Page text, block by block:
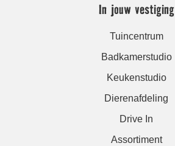
In jouw vestiging
Tuincentrum
Badkamerstudio
Keukenstudio
Dierenafdeling
Drive In
Assortiment